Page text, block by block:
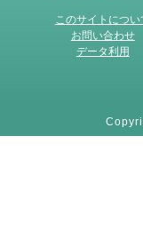
このサイトについ
お問い合わせ
データ利用